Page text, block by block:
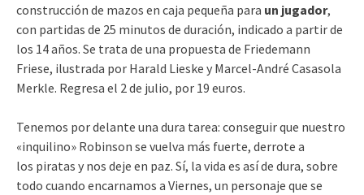
construcción de mazos en caja pequeña para un jugador,
con partidas de 25 minutos de duración, indicado a partir de
los 14 años. Se trata de una propuesta de Friedemann
Friese, ilustrada por Harald Lieske y Marcel-André Casasola
Merkle. Regresa el 2 de julio, por 19 euros.
Tenemos por delante una dura tarea: conseguir que nuestro
«inquilino» Robinson se vuelva más fuerte, derrote a
los piratas y nos deje en paz. Sí, la vida es así de dura, sobre
todo cuando encarnamos a Viernes, un personaje que se